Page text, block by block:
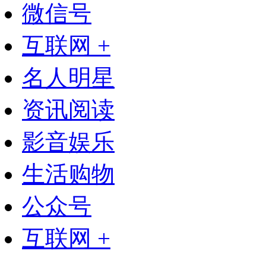
微信号
互联网 +
名人明星
资讯阅读
影音娱乐
生活购物
公众号
互联网 +